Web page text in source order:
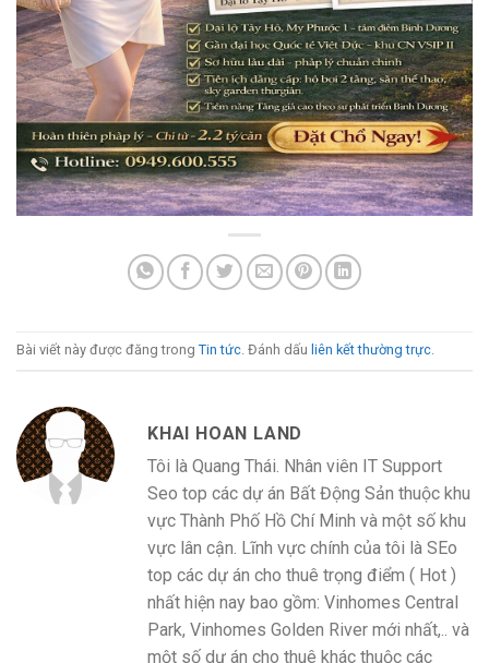
Bài viết này được đăng trong Tin tức. Đánh dấu liên kết thường trực.
KHAI HOAN LAND
Tôi là Quang Thái. Nhân viên IT Support
Seo top các dự án Bất Động Sản thuộc khu
vực Thành Phố Hồ Chí Minh và một số khu
vực lân cận. Lĩnh vực chính của tôi là SEo
top các dự án cho thuê trọng điểm ( Hot )
nhất hiện nay bao gồm: Vinhomes Central
Park, Vinhomes Golden River mới nhất,.. và
một số dự án cho thuê khác thuộc các